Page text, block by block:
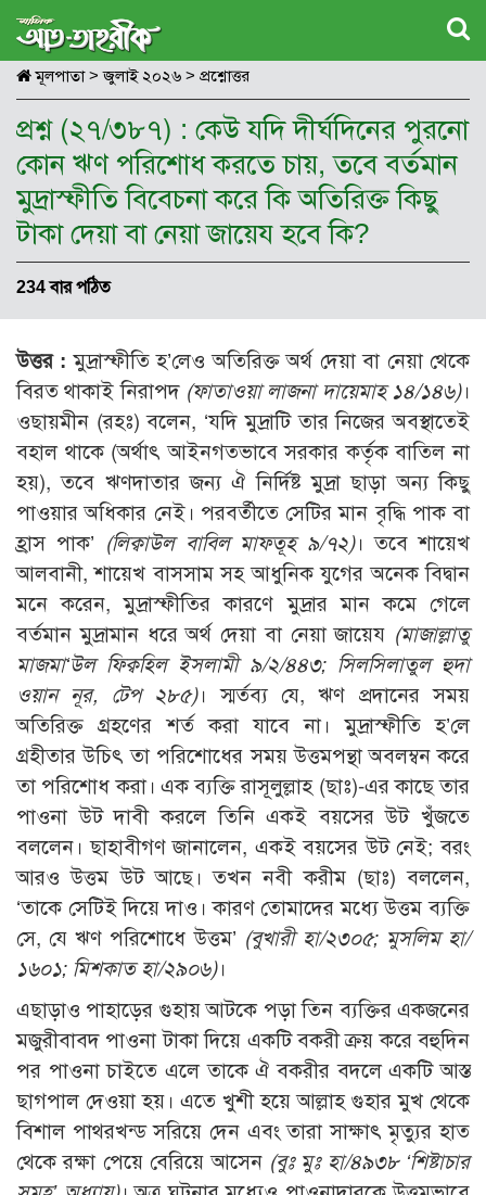
মূলপাতা> জুলাই ২০২৬ > প্রশ্নোত্তর
প্রশ্ন (২৭/৩৮৭) : কেউ যদি দীর্ঘদিনের পুরনো
কোন ঋণ পরিশোধ করতে চায়, তবে বর্তমান
মুদ্রাস্ফীতি বিবেচনা করে কি অতিরিক্ত কিছু
টাকা দেয়া বা নেয়া জায়েয হবে কি?
234 বার পঠিত
উত্তর : মুদ্রাস্ফীতি হ’লেও অতিরিক্ত অর্থ দেয়া বা নেয়া থেকে
বিরত থাকাই নিরাপদ (ফাতাওয়া লাজনা দায়েমাহ ১৪/১৪৬)।
ওছায়মীন (রহঃ) বলেন, ‘যদি মুদ্রাটি তার নিজের অবস্থাতেই
বহাল থাকে (অর্থাৎ আইনগতভাবে সরকার কর্তৃক বাতিল না
হয়), তবে ঋণদাতার জন্য ঐ নির্দিষ্ট মুদ্রা ছাড়া অন্য কিছু
পাওয়ার অধিকার নেই। পরবর্তীতে সেটির মান বৃদ্ধি পাক বা
হ্রাস পাক’ (লিক্বাউল বাবিল মাফতূহ ৯/৭২)। তবে শায়েখ
আলবানী, শায়েখ বাসসাম সহ আধুনিক যুগের অনেক বিদ্বান
মনে করেন, মুদ্রাস্ফীতির কারণে মুদ্রার মান কমে গেলে
বর্তমান মুদ্রামান ধরে অর্থ দেয়া বা নেয়া জায়েয (মাজাল্লাতু
মাজমা‘উল ফিক্বহিল ইসলামী ৯/২/৪৪৩; সিলসিলাতুল হুদা
ওয়ান নূর, টেপ ২৮৫)। স্মর্তব্য যে, ঋণ প্রদানের সময়
অতিরিক্ত গ্রহণের শর্ত করা যাবে না। মুদ্রাস্ফীতি হ’লে
গ্রহীতার উচিৎ তা পরিশোধের সময় উত্তমপন্থা অবলম্বন করে
তা পরিশোধ করা। এক ব্যক্তি রাসূলুল্লাহ (ছাঃ)-এর কাছে তার
পাওনা উট দাবী করলে তিনি একই বয়সের উট খুঁজতে
বললেন। ছাহাবীগণ জানালেন, একই বয়সের উট নেই; বরং
আরও উত্তম উট আছে। তখন নবী করীম (ছাঃ) বললেন,
‘তাকে সেটিই দিয়ে দাও। কারণ তোমাদের মধ্যে উত্তম ব্যক্তি
সে, যে ঋণ পরিশোধে উত্তম’ (বুখারী হা/২৩০৫; মুসলিম হা/
১৬০১; মিশকাত হা/২৯০৬)।
এছাড়াও পাহাড়ের গুহায় আটকে পড়া তিন ব্যক্তির একজনের
মজুরীবাবদ পাওনা টাকা দিয়ে একটি বকরী ক্রয় করে বহুদিন
পর পাওনা চাইতে এলে তাকে ঐ বকরীর বদলে একটি আস্ত
ছাগপাল দেওয়া হয়। এতে খুশী হয়ে আল্লাহ গুহার মুখ থেকে
বিশাল পাথরখন্ড সরিয়ে দেন এবং তারা সাক্ষাৎ মৃত্যুর হাত
থেকে রক্ষা পেয়ে বেরিয়ে আসেন (বুঃ মুঃ হা/৪৯৩৮ ‘শিষ্টাচার